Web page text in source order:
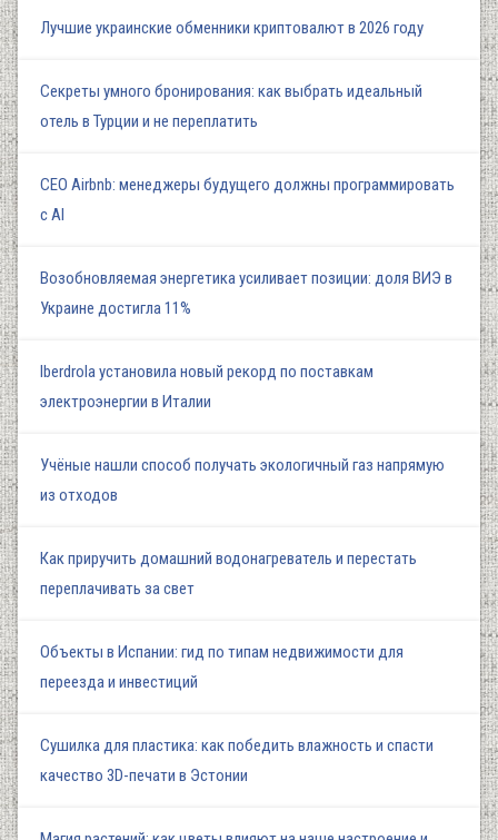
Лучшие украинские обменники криптовалют в 2026 году
Секреты умного бронирования: как выбрать идеальный
отель в Турции и не переплатить
СЕО Airbnb: менеджеры будущего должны программировать
с AI
Возобновляемая энергетика усиливает позиции: доля ВИЭ в
Украине достигла 11%
Iberdrola установила новый рекорд по поставкам
электроэнергии в Италии
Учёные нашли способ получать экологичный газ напрямую
из отходов
Как приручить домашний водонагреватель и перестать
переплачивать за свет
Объекты в Испании: гид по типам недвижимости для
переезда и инвестиций
Сушилка для пластика: как победить влажность и спасти
качество 3D-печати в Эстонии